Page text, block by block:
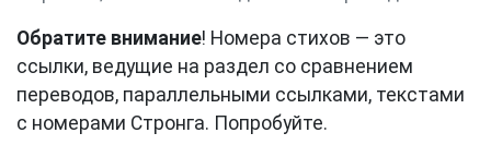
Обратите внимание! Номера стихов — это
ссылки, ведущие на раздел со сравнением
переводов, параллельными ссылками, текстами
с номерами Стронга. Попробуйте.